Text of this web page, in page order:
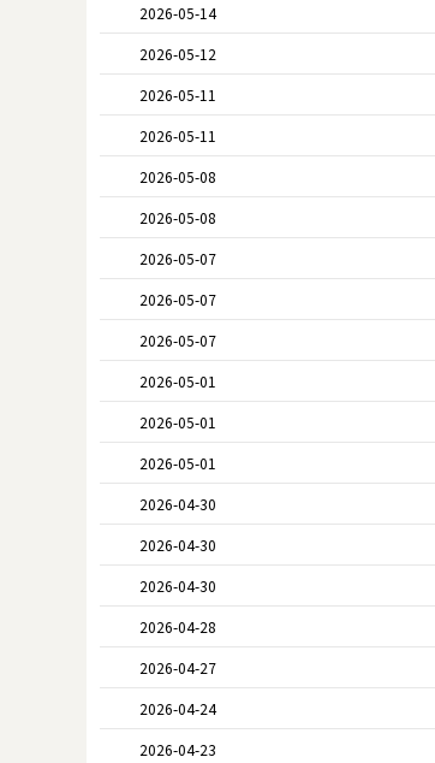
2026-05-14
2026-05-12
2026-05-11
2026-05-11
2026-05-08
2026-05-08
2026-05-07
2026-05-07
2026-05-07
2026-05-01
2026-05-01
2026-05-01
2026-04-30
2026-04-30
2026-04-30
2026-04-28
2026-04-27
2026-04-24
2026-04-23